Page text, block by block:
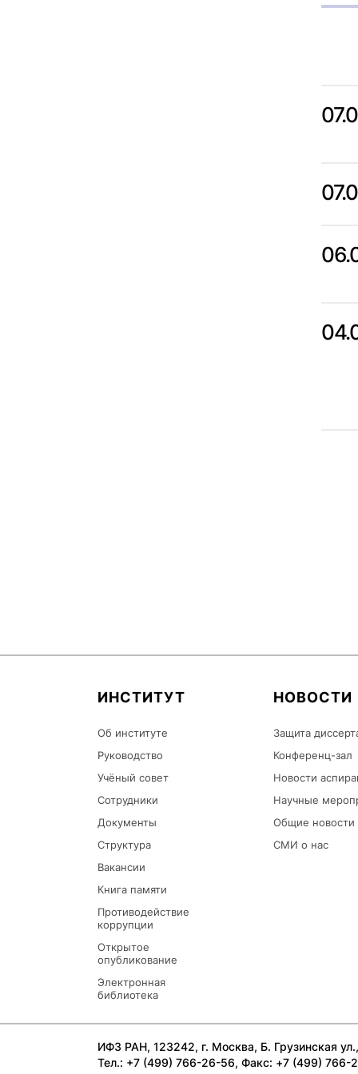
ИНСТИТУТ
Об институте
Руководство
Учёный совет
Сотрудники
Документы
Структура
Вакансии
Книга памяти
Противодействие
коррупции
Открытое
опубликование
Электронная
библиотека
НОВОСТИ
Защита
Конференц-зал
Новости
Научные
Общие новости
СМИ о нас
ИФЗ РАН, 123242, г. Москва, Б. Грузинская
Тел.: +7 (499) 766-26-56, Факс: +7 (499) 766-